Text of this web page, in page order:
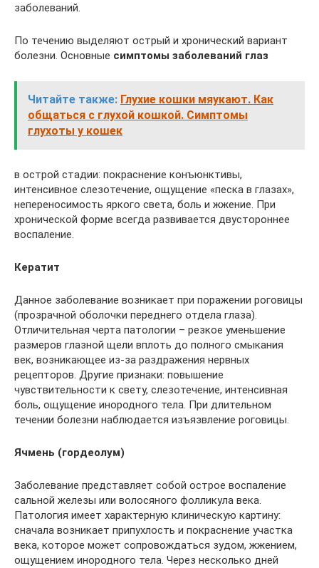
заболеваний.
По течению выделяют острый и хронический вариант
болезни. Основные симптомы заболеваний глаз
Читайте также: Глухие кошки мяукают. Как
общаться с глухой кошкой. Симптомы
глухоты у кошек
в острой стадии: покраснение конъюнктивы,
интенсивное слезотечение, ощущение «песка в глазах»,
непереносимость яркого света, боль и жжение. При
хронической форме всегда развивается двустороннее
воспаление.
Кератит
Данное заболевание возникает при поражении роговицы
(прозрачной оболочки переднего отдела глаза).
Отличительная черта патологии – резкое уменьшение
размеров глазной щели вплоть до полного смыкания
век, возникающее из-за раздражения нервных
рецепторов. Другие признаки: повышение
чувствительности к свету, слезотечение, интенсивная
боль, ощущение инородного тела. При длительном
течении болезни наблюдается изъязвление роговицы.
Ячмень (гордеолум)
Заболевание представляет собой острое воспаление
сальной железы или волосяного фолликула века.
Патология имеет характерную клиническую картину:
сначала возникает припухлость и покраснение участка
века, которое может сопровождаться зудом, жжением,
ощущением инородного тела. Через несколько дней